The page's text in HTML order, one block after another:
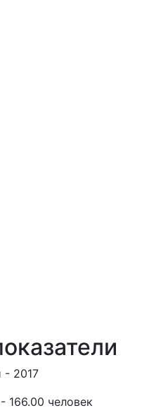
- 2017
166.00 человек